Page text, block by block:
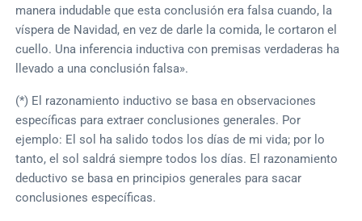
manera indudable que esta conclusión era falsa cuando, la
víspera de Navidad, en vez de darle la comida, le cortaron el
cuello. Una inferencia inductiva con premisas verdaderas ha
llevado a una conclusión falsa».
(*) El razonamiento inductivo se basa en observaciones
específicas para extraer conclusiones generales. Por
ejemplo: El sol ha salido todos los días de mi vida; por lo
tanto, el sol saldrá siempre todos los días. El razonamiento
deductivo se basa en principios generales para sacar
conclusiones específicas.